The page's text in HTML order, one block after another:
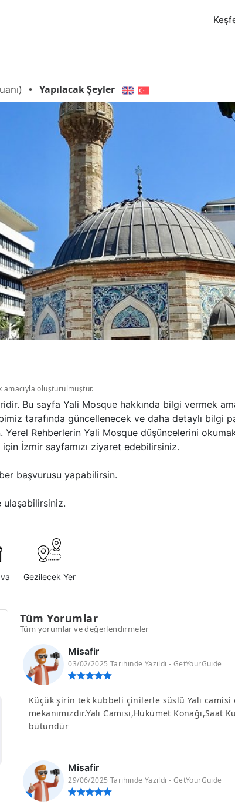
• Yapılacak Şeyler
oluşturulmuştur.
Bu sayfa Yali Mosque hakkında bilgi vermek
tarafında güncellenecek ve daha detaylı bilgi
Rehberlerin Yali Mosque düşüncelerini
İzmir sayfamızı ziyaret edebilirsiniz.
başvurusu yapabilirsin.
ulaşabilirsiniz.
Gezilecek Yer
Tüm Yorumlar
Tüm yorumlar ve değerlendirmeler
Misafir
03/02/2025 Tarihinde Yazıldı - GetYourGuide
Küçük şirin tek kubbeli çinilerle süslü Yalı camisi
mekanımızdır.Yalı Camisi,Hükümet
bütündür
Misafir
29/06/2025 Tarihinde Yazıldı - GetYourGuide